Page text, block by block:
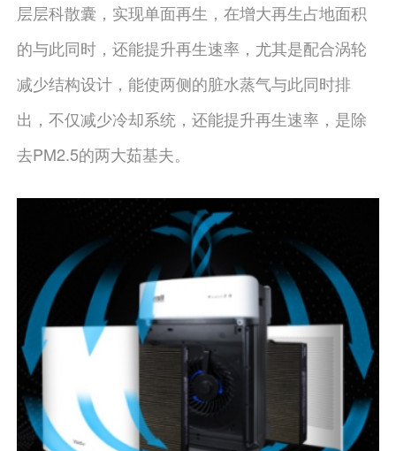
层层科散囊，实现单面再生，在增大再生占地面积
的与此同时，还能提升再生速率，尤其是配合涡轮
减少结构设计，能使两侧的脏水蒸气与此同时排
出，不仅减少冷却系统，还能提升再生速率，是除
去PM2.5的两大茹基夫。